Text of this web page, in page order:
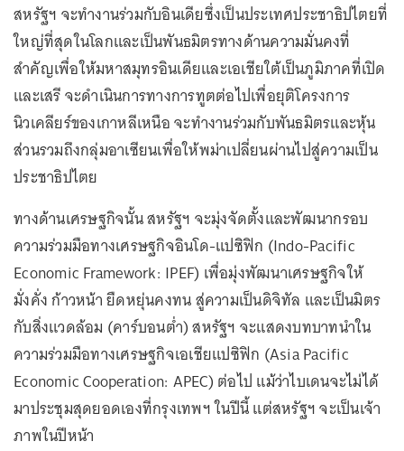
สหรัฐฯ จะทำงานร่วมกับอินเดียซึ่งเป็นประเทศประชาธิปไตยที่
ใหญ่ที่สุดในโลกและเป็นพันธมิตรทางด้านความมั่นคงที่
สำคัญเพื่อให้มหาสมุทรอินเดียและเอเชียใต้เป็นภูมิภาคที่เปิด
และเสรี จะดำเนินการทางการทูตต่อไปเพื่อยุติโครงการ
นิวเคลียร์ของเกาหลีเหนือ จะทำงานร่วมกับพันธมิตรและหุ้น
ส่วนรวมถึงกลุ่มอาเซียนเพื่อให้พม่าเปลี่ยนผ่านไปสู่ความเป็น
ประชาธิปไตย
ทางด้านเศรษฐกิจนั้น สหรัฐฯ จะมุ่งจัดตั้งและพัฒนากรอบ
ความร่วมมือทางเศรษฐกิจอินโด-แปซิฟิก (Indo-Pacific
Economic Framework: IPEF) เพื่อมุ่งพัฒนาเศรษฐกิจให้
มั่งคั่ง ก้าวหน้า ยืดหยุ่นคงทน สู่ความเป็นดิจิทัล และเป็นมิตร
กับสิ่งแวดล้อม (คาร์บอนต่ำ) สหรัฐฯ จะแสดงบทบาทนำใน
ความร่วมมือทางเศรษฐกิจเอเชียแปซิฟิก (Asia Pacific
Economic Cooperation: APEC) ต่อไป แม้ว่าไบเดนจะไม่ได้
มาประชุมสุดยอดเองที่กรุงเทพฯ ในปีนี้ แต่สหรัฐฯ จะเป็นเจ้า
ภาพในปีหน้า